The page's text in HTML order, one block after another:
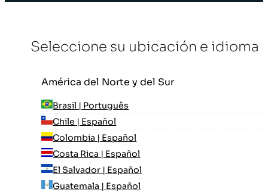
Seleccione su ubicación e idioma
América del Norte y del Sur
Brasil | Português
Chile | Español
Colombia | Español
Costa Rica | Español
El Salvador | Español
Guatemala | Español